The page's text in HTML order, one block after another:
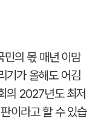
민의 몫 매년 이맘
기가 올해도 어김
의 2027년도 최저
이라고 할 수 있습